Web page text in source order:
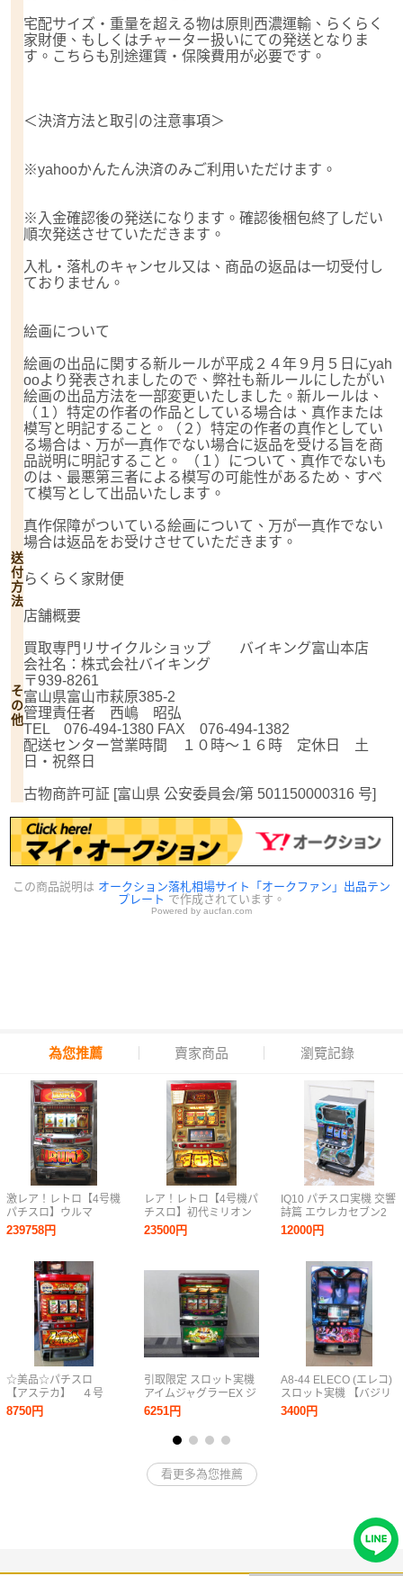
宅配サイズ・重量を超える物は原則西濃運輸、らくらく
家財便、もしくはチャーター扱いにての発送となりま
す。こちらも別途運賃・保険費用が必要です。
＜決済方法と取引の注意事項＞
※yahooかんたん決済のみご利用いただけます。
※入金確認後の発送になります。確認後梱包終了しだい
順次発送させていただきます。
入札・落札のキャンセル又は、商品の返品は一切受付し
ておりません。
絵画について
絵画の出品に関する新ルールが平成２４年９月５日にyah
ooより発表されましたので、弊社も新ルールにしたがい
絵画の出品方法を一部変更いたしました。新ルールは、
（１）特定の作者の作品としている場合は、真作または
模写と明記すること。（２）特定の作者の真作としてい
る場合は、万が一真作でない場合に返品を受ける旨を商
品説明に明記すること。 （１）について、真作でないも
のは、最悪第三者による模写の可能性があるため、すべ
て模写として出品いたします。
真作保障がついている絵画について、万が一真作でない
場合は返品をお受けさせていただきます。
送
付
方
法
らくらく家財便
そ
の
他
店舗概要
買取専門リサイクルショップ バイキング富山本店
会社名：株式会社バイキング
〒939-8261
富山県富山市萩原385-2
管理責任者 西嶋 昭弘
TEL 076-494-1380 FAX 076-494-1382
配送センター営業時間 １０時～１６時 定休日 土
日・祝祭日
古物商許可証 [富山県 公安委員会/第 501150000316 号]
この商品説明は オークション落札相場サイト「オークファン」出品テン
プレート で作成されています。
Powered by aucfan.com
為您推薦 賣家商品 瀏覽記錄
激レア！レトロ【4号機
パチスロ】ウルマ
30（山佐）大波小波
Ver・コイン不要機・
キー・Vo付
239758円
☆美品☆パチスロ
【アステカ】 ４号
機 エレクトロコイ
ン コイン仕様 パチ
8750円
レア！レトロ【4号機パ
チスロ】初代ミリオン
ゴッド（ミズホ）2002
年・100V・ドアキー・
せ下さい
23500円
引取限定 スロット実機
アイムジャグラーEX ジ
ャンク品扱い パチスロ
実機 激安 爆安 1円スタ
6251円
IQ10 パチスロ実機 交響
詩篇 エウレカセブン2
スロット コイン不要機
ドアキー有 設定キー無
12000円
A8-44 ELECO (エレコ)
スロット実機 【バジリ
スク絆 甲賀忍法帖】
Basilisk パチスロ 屋内
3400円
看更多為您推薦